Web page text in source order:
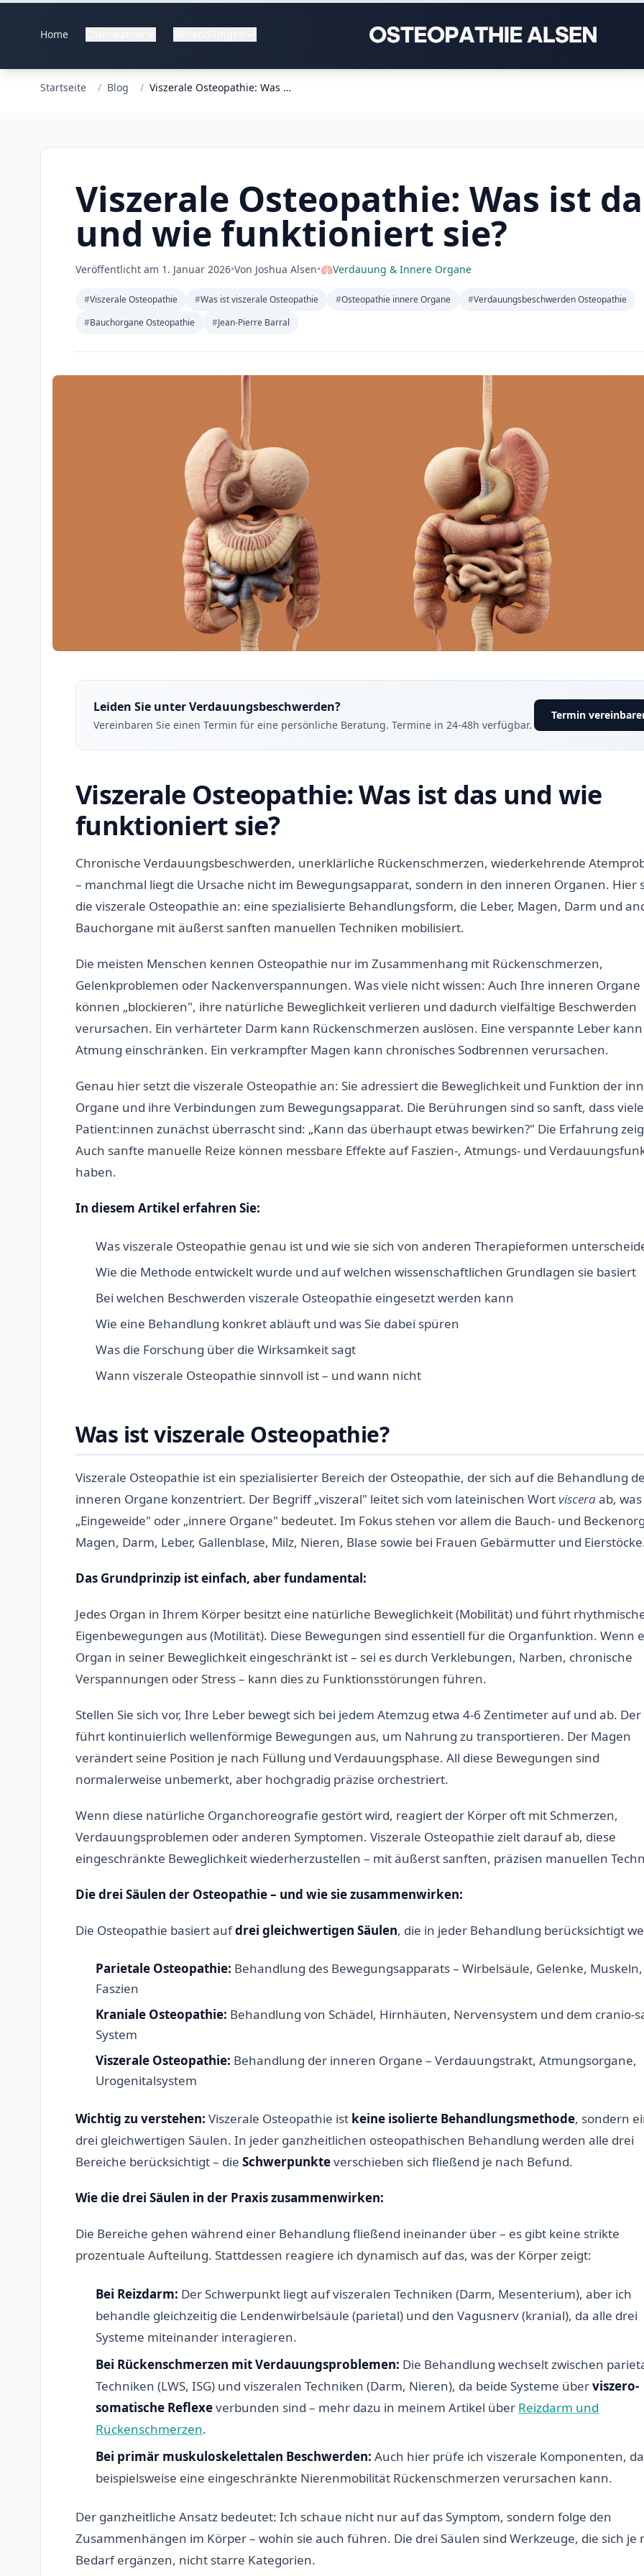
Home
Startseite / Blog / Viszerale Osteopathie: Was ist das und wie funktioniert sie?
Viszerale Osteopathie: Was ist
und wie funktioniert sie?
Veröffentlicht am 1. Januar 2026•Von Joshua Alsen•🫁Verdauung & Innere Organe
#Viszerale Osteopathie #Was ist viszerale Osteopathie #Osteopathie innere Organe #Verdauungsbeschwerden Osteopathie
#Bauchorgane Osteopathie #Jean-Pierre Barral
Leiden Sie unter Verdauungsbeschwerden?
Vereinbaren Sie einen Termin für eine persönliche Beratung. Termine in 24-48h verfügbar.
Termin
Viszerale Osteopathie: Was ist das und wie
funktioniert sie?
Chronische Verdauungsbeschwerden, unerklärliche Rückenschmerzen, wiederkehrende
– manchmal liegt die Ursache nicht im Bewegungsapparat, sondern in den inneren Organen. Hier
die viszerale Osteopathie an: eine spezialisierte Behandlungsform, die Leber, Magen, Darm und
Bauchorgane mit äußerst sanften manuellen Techniken mobilisiert.
Die meisten Menschen kennen Osteopathie nur im Zusammenhang mit Rückenschmerzen,
Gelenkproblemen oder Nackenverspannungen. Was viele nicht wissen: Auch Ihre inneren Organe
können „blockieren", ihre natürliche Beweglichkeit verlieren und dadurch vielfältige Beschwerden
verursachen. Ein verhärteter Darm kann Rückenschmerzen auslösen. Eine verspannte Leber
Atmung einschränken. Ein verkrampfter Magen kann chronisches Sodbrennen verursachen.
Genau hier setzt die viszerale Osteopathie an: Sie adressiert die Beweglichkeit und Funktion der
Organe und ihre Verbindungen zum Bewegungsapparat. Die Berührungen sind so sanft, dass viele
Patient:innen zunächst überrascht sind: „Kann das überhaupt etwas bewirken?" Die Erfahrung
Auch sanfte manuelle Reize können messbare Effekte auf Faszien-, Atmungs- und
haben.
In diesem Artikel erfahren Sie:
Was viszerale Osteopathie genau ist und wie sie sich von anderen Therapieformen
Wie die Methode entwickelt wurde und auf welchen wissenschaftlichen Grundlagen sie basiert
Bei welchen Beschwerden viszerale Osteopathie eingesetzt werden kann
Wie eine Behandlung konkret abläuft und was Sie dabei spüren
Was die Forschung über die Wirksamkeit sagt
Wann viszerale Osteopathie sinnvoll ist – und wann nicht
Was ist viszerale Osteopathie?
Viszerale Osteopathie ist ein spezialisierter Bereich der Osteopathie, der sich auf die Behandlung
inneren Organe konzentriert. Der Begriff „viszeral" leitet sich vom lateinischen Wortvisceraab, was
„Eingeweide" oder „innere Organe" bedeutet. Im Fokus stehen vor allem die Bauch- und
Magen, Darm, Leber, Gallenblase, Milz, Nieren, Blase sowie bei Frauen Gebärmutter und
Das Grundprinzip ist einfach, aber fundamental:
Jedes Organ in Ihrem Körper besitzt eine natürliche Beweglichkeit (Mobilität) und führt
Eigenbewegungen aus (Motilität). Diese Bewegungen sind essentiell für die Organfunktion. Wenn
Organ in seiner Beweglichkeit eingeschränkt ist – sei es durch Verklebungen, Narben, chronische
Verspannungen oder Stress – kann dies zu Funktionsstörungen führen.
Stellen Sie sich vor, Ihre Leber bewegt sich bei jedem Atemzug etwa 4-6 Zentimeter auf und ab.
führt kontinuierlich wellenförmige Bewegungen aus, um Nahrung zu transportieren. Der Magen
verändert seine Position je nach Füllung und Verdauungsphase. All diese Bewegungen sind
normalerweise unbemerkt, aber hochgradig präzise orchestriert.
Wenn diese natürliche Organchoreografie gestört wird, reagiert der Körper oft mit Schmerzen,
Verdauungsproblemen oder anderen Symptomen. Viszerale Osteopathie zielt darauf ab, diese
eingeschränkte Beweglichkeit wiederherzustellen – mit äußerst sanften, präzisen manuellen
Die drei Säulen der Osteopathie – und wie sie zusammenwirken:
Die Osteopathie basiert aufdrei gleichwertigen Säulen, die in jeder Behandlung berücksichtigt
Parietale Osteopathie: Behandlung des Bewegungsapparats – Wirbelsäule, Gelenke, Muskeln,
Faszien
Kraniale Osteopathie: Behandlung von Schädel, Hirnhäuten, Nervensystem und dem cranio-
System
Viszerale Osteopathie: Behandlung der inneren Organe – Verdauungstrakt, Atmungsorgane,
Urogenitalsystem
Wichtig zu verstehen: Viszerale Osteopathie ist keine isolierte Behandlungsmethode, sondern
drei gleichwertigen Säulen. In jeder ganzheitlichen osteopathischen Behandlung werden alle drei
Bereiche berücksichtigt – die Schwerpunkteverschieben sich fließend je nach Befund.
Wie die drei Säulen in der Praxis zusammenwirken:
Die Bereiche gehen während einer Behandlung fließend ineinander über – es gibt keine strikte
prozentuale Aufteilung. Stattdessen reagiere ich dynamisch auf das, was der Körper zeigt:
Bei Reizdarm: Der Schwerpunkt liegt auf viszeralen Techniken (Darm, Mesenterium), aber ich
behandle gleichzeitig die Lendenwirbelsäule (parietal) und den Vagusnerv (kranial), da alle drei
Systeme miteinander interagieren.
Bei Rückenschmerzen mit Verdauungsproblemen: Die Behandlung wechselt zwischen
Techniken (LWS, ISG) und viszeralen Techniken (Darm, Nieren), da beide Systeme überviszero-
somatische Reflexeverbunden sind – mehr dazu in meinem Artikel über Reizdarm und
Rückenschmerzen.
Bei primär muskuloskelettalen Beschwerden: Auch hier prüfe ich viszerale Komponenten, da
beispielsweise eine eingeschränkte Nierenmobilität Rückenschmerzen verursachen kann.
Der ganzheitliche Ansatz bedeutet: Ich schaue nicht nur auf das Symptom, sondern folge den
Zusammenhängen im Körper – wohin sie auch führen. Die drei Säulen sind Werkzeuge, die sich je
Bedarf ergänzen, nicht starre Kategorien.